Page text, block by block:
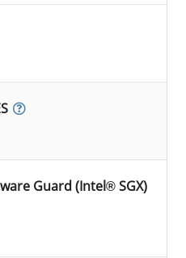
Guard (Intel® SGX)